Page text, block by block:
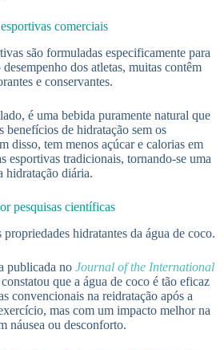
comerciais
são formuladas especificamente para
dos atletas, muitas contêm
e conservantes.
é uma bebida puramente natural que
benefícios de hidratação sem os
disso, tem menos açúcar e calorias em
esportivas tradicionais, tornando-se uma
hidratação diária.
pesquisas científicas
hidratantes da água de coco.
publicada no Journal of the International
constatou que a água de coco é tão eficaz
convencionais na reidratação após a
mas com um impacto melhor na
náusea ou desconforto.